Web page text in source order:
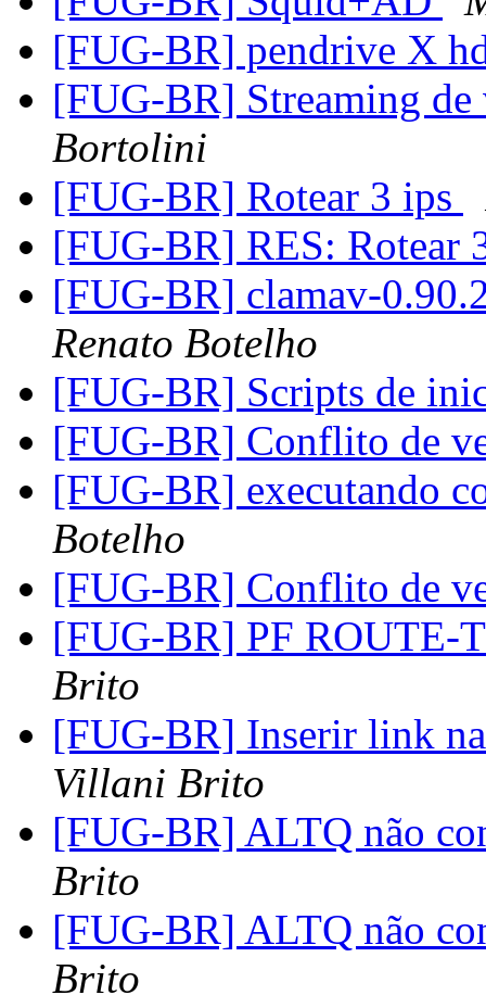
[FUG-BR] pendrive X
[FUG-BR] Streaming
Bortolini
[FUG-BR] Rotear 3 ips
[FUG-BR] RES: Rotear
[FUG-BR] clamav-
Renato Botelho
[FUG-BR] Scripts de
[FUG-BR] Conflito de
[FUG-BR] executando
Botelho
[FUG-BR] Conflito de
[FUG-BR] PF ROUTE-
Brito
[FUG-BR] Inserir link
Villani Brito
[FUG-BR] ALTQ não
Brito
[FUG-BR] ALTQ não
Brito